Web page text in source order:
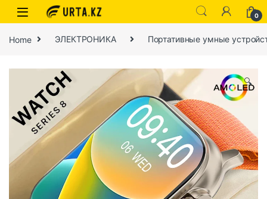
0
Home ЭЛЕКТРОНИКА Портативные умные
🔍